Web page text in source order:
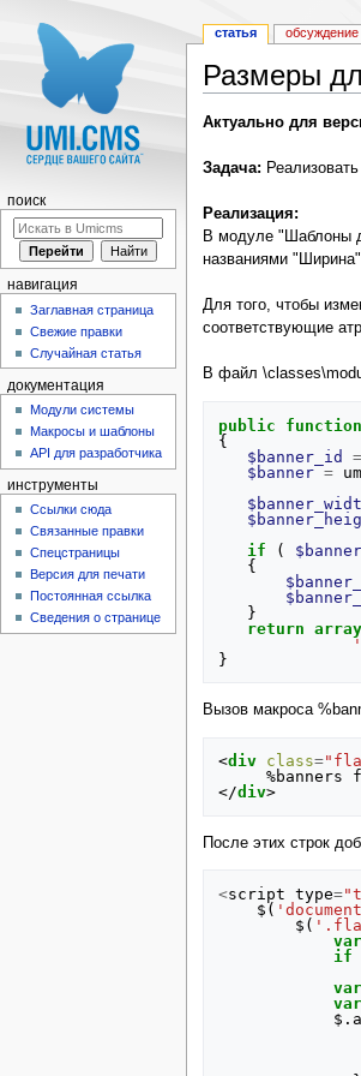
Размеры
Актуально для
Задача:
Реализация:
В модуле "Шаблоны
названиями
Для того, чтобы
соответствующие
В файл
public function
{
$banner_id
=
$banner =
if
( $banner
{
}
return
array
}
Вызов макроса
<div class=
</div>
После этих строк
<script type=
$ (
$ (
var
if
var
var
$ .
статья обсуждение
поиск
навигация
Заглавная страница
Свежие правки
Случайная статья
документация
Модули системы
Макросы и шаблоны
API для разработчика
инструменты
Ссылки сюда
Связанные правки
Спецстраницы
Версия для печати
Постоянная ссылка
Сведения о странице